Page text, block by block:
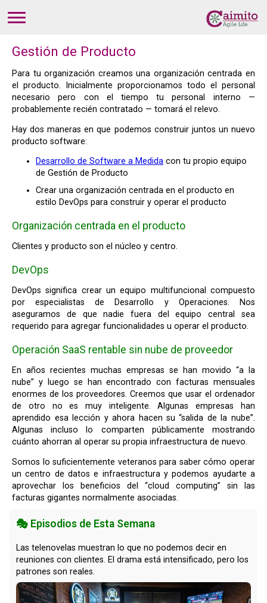
Gestión de Producto
Para tu organización creamos una organización centrada en
el producto. Inicialmente proporcionamos todo el personal
necesario pero con el tiempo tu personal interno —
probablemente recién contratado — tomará el relevo.
Hay dos maneras en que podemos construir juntos un nuevo
producto software:
Desarrollo de Software a Medida con tu propio equipo
de Gestión de Producto
Crear una organización centrada en el producto en
estilo DevOps para construir y operar el producto
Organización centrada en el producto
Clientes y producto son el núcleo y centro.
DevOps
DevOps significa crear un equipo multifuncional compuesto
por especialistas de Desarrollo y Operaciones. Nos
aseguramos de que nadie fuera del equipo central sea
requerido para agregar funcionalidades u operar el producto.
Operación SaaS rentable sin nube de proveedor
En años recientes muchas empresas se han movido “a la
nube” y luego se han encontrado con facturas mensuales
enormes de los proveedores. Creemos que usar el ordenador
de otro no es muy inteligente. Algunas empresas han
aprendido esa lección y ahora hacen su “salida de la nube”.
Algunas incluso lo comparten públicamente mostrando
cuánto ahorran al operar su propia infraestructura de nuevo.
Somos lo suficientemente veteranos para saber cómo operar
un centro de datos e infraestructura y podemos ayudarte a
aprovechar los beneficios del “cloud computing” sin las
facturas gigantes normalmente asociadas.
🎭 Episodios de Esta Semana
Las telenovelas muestran lo que no podemos decir en
reuniones con clientes. El drama está intensificado, pero los
patrones son reales.